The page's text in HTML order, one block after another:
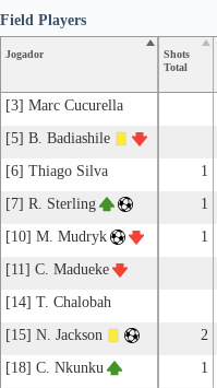
Jogador
Shots
Total
[3] Marc Cucurella
[5] B. Badiashile
[6] Thiago Silva
1
[7] R. Sterling
1
[10] M. Mudryk
1
[11] C. Madueke
[14] T. Chalobah
[15] N. Jackson
2
[18] C. Nkunku
1
Field Players